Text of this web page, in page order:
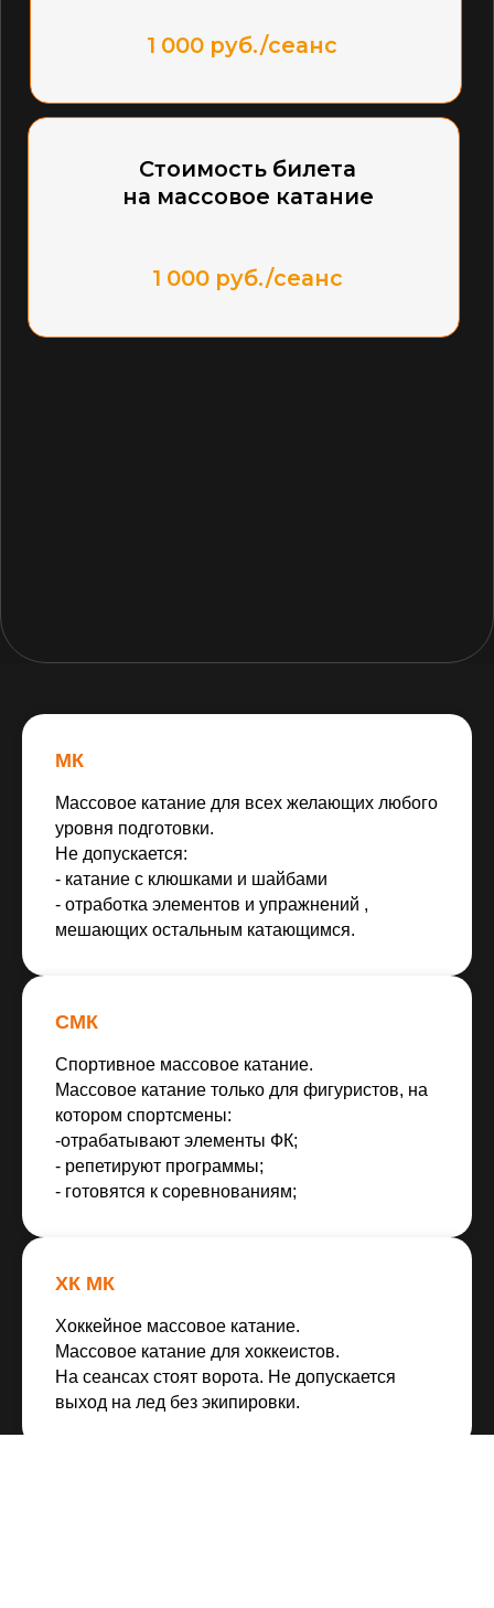
МК
Массовое катание для всех желающих любого
уровня подготовки.
Не допускается:
- катание с клюшками и шайбами
- отработка элементов и упражнений ,
мешающих остальным катающимся.
СМК
Спортивное массовое катание.
Массовое катание только для фигуристов, на
котором спортсмены:
-отрабатывают элементы ФК;
- репетируют программы;
- готовятся к соревнованиям;
ХК МК
Хоккейное массовое катание.
Массовое катание для хоккеистов.
На сеансах стоят ворота. Не допускается
выход на лед без экипировки.
КАТАНИЯ